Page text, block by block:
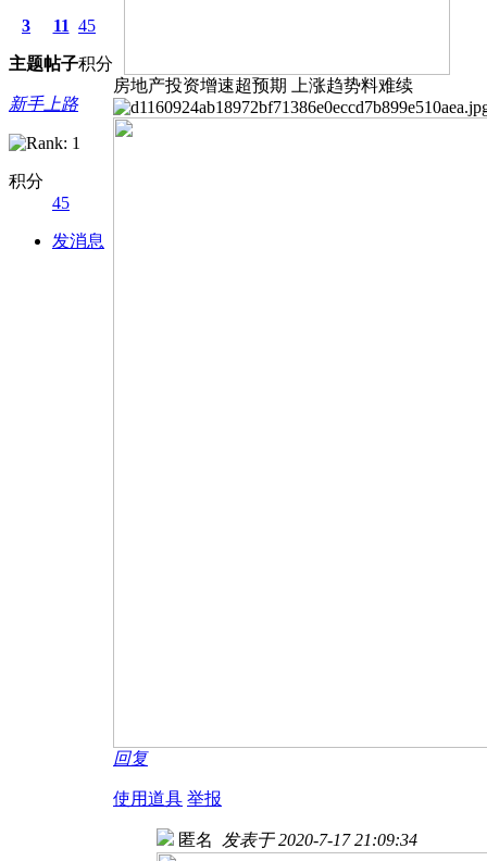
3
主题
11
帖子
45
积分
新手上路
积分
45
发消息
房地产投资增速超预期 上涨趋势料难续
回复
使用道具 举报
匿名 发表于 2020-7-17 21:09:34